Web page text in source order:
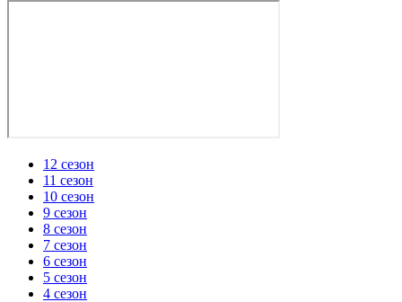
12 сезон
11 сезон
10 сезон
9 сезон
8 сезон
7 сезон
6 сезон
5 сезон
4 сезон